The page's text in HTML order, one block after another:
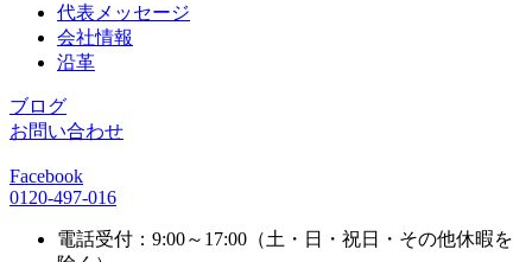
代表メッセージ
会社情報
沿革
ブログ
お問い合わせ
Facebook
0120-497-016
電話受付：9:00～17:00（土・日・祝日・その他休暇を